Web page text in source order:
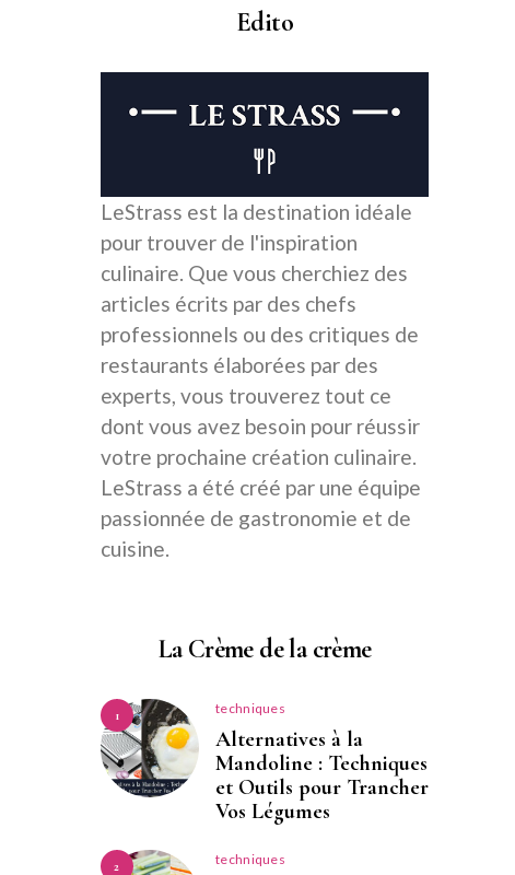
Edito
LeStrass est la destination idéale
pour trouver de l'inspiration
culinaire. Que vous cherchiez des
articles écrits par des chefs
professionnels ou des critiques de
restaurants élaborées par des
experts, vous trouverez tout ce
dont vous avez besoin pour réussir
votre prochaine création culinaire.
LeStrass a été créé par une équipe
passionnée de gastronomie et de
cuisine.
La Crème de la crème
1 techniques
Alternatives à la
Mandoline : Techniques
et Outils pour Trancher
Vos Légumes
2 techniques